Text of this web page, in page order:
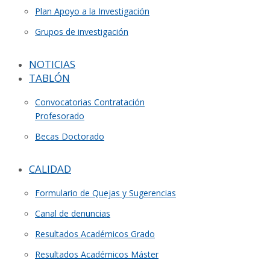
Plan Apoyo a la Investigación
Grupos de investigación
NOTICIAS
TABLÓN
Convocatorias Contratación
Profesorado
Becas Doctorado
CALIDAD
Formulario de Quejas y Sugerencias
Canal de denuncias
Resultados Académicos Grado
Resultados Académicos Máster